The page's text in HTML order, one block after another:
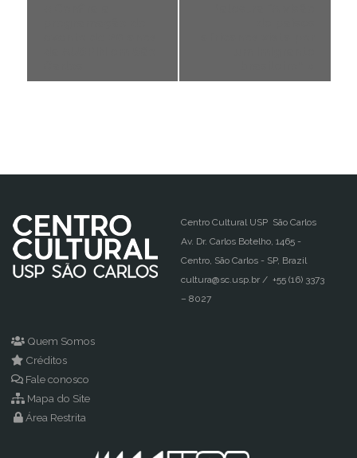
Centro Cultural USP São Carlos
Av. Dr. Carlos Botelho, 1465 -
Centro, São Carlos - SP, Brazil
cultura@sc.usp.br / +55 (16) 3373
– 8027
Quem Somos
Créditos
Fale conosco
Mapa do Site
Área Restrita